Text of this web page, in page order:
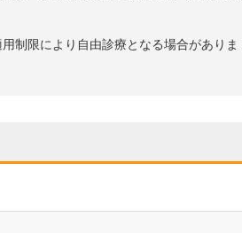
制限により自由診療となる場合がありま